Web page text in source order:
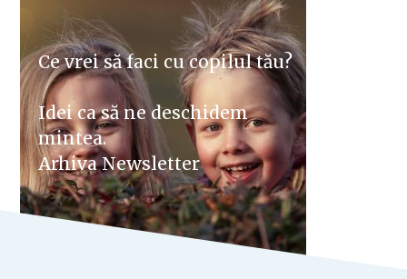
Ce vrei să faci cu copilul tău?
Idei ca să ne deschidem
mintea.
Arhiva Newsletter